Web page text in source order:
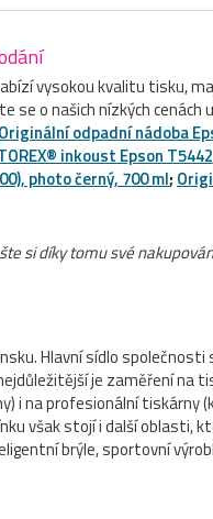
vysokou kvalitu tisku,
se o našich nízkých cenách
Originální odpadní nádoba
inkoust Epson T5442
photo černý, 700 ml;
si díky tomu své
Hlavní sídlo společnosti
je zaměření na
i na profesionální tiskárny
však stojí i další oblasti,
brýle, sportovní